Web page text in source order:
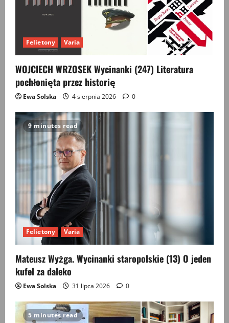
Felietony Varia
WOJCIECH WRZOSEK Wycinanki (247) Literatura
pochłonięta przez historię
Ewa Solska 4 sierpnia 2026 0
9 minutes read
Felietony Varia
Mateusz Wyżga. Wycinanki staropolskie (13) O jeden
kufel za daleko
Ewa Solska 31 lipca 2026 0
5 minutes read